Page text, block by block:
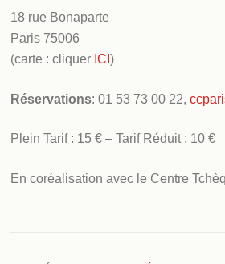
18 rue Bonaparte
Paris 75006
(carte : cliquer ICI)
Réservations: 01 53 73 00 22,
Plein Tarif : 15 € – Tarif Réduit : 10 €
En coréalisation avec le Centre